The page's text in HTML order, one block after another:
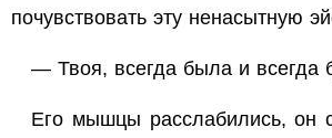
почувствовать эту ненасытную
— Твоя, всегда была и всегда
Его мышцы расслабились, он